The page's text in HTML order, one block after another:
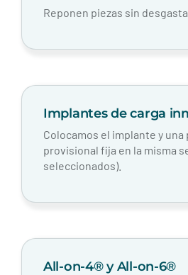
Reponen piezas sin
Implantes de carga
Colocamos el implante y
provisional fija en la misma
seleccionados).
All-on-4® y All-on-6®